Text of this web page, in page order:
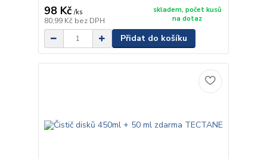
98 Kč /ks
80,99 Kč bez DPH
skladem, počet kusů
na dotaz
Přidat do košíku